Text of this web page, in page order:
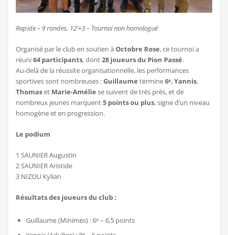
Rapide – 9 rondes, 12’+3 – Tournoi non homologué
Organisé par le club en soutien àOctobre Rose, ce tournoi a
réuni64 participants, dont28 joueurs du Pion Passé.
Au-delà de la réussite organisationnelle, les performances
sportives sont nombreuses :Guillaume termine6ᵉ,Yannis,
Thomaset Marie-Amélie se suivent de très près, et de
nombreux jeunes marquent5 points ou plus, signe d’un niveau
homogène et en progression.
Le podium
1 SAUNIER Augustin
2 SAUNIER Aristide
3 NIZOU Kylian
Résultats des joueurs du club :
Guillaume (Minimes) : 6ᵉ – 6,5 points